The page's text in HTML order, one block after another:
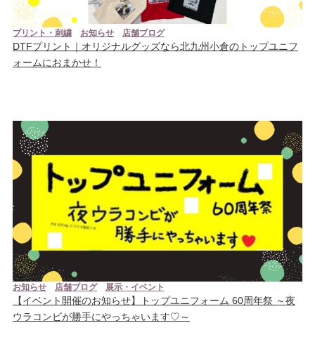
プリント・刺繍 お知らせ 店舗ブログ
DTFプリント｜オリジナルグッズなら北九州小倉のトップユニフ
ォームにおまかせ！
お知らせ 店舗ブログ 展示・イベント
【イベント開催のお知らせ】トップユニフォーム 60周年祭 ～夜
ウラコンビが勝手にやっちゃいます♡～